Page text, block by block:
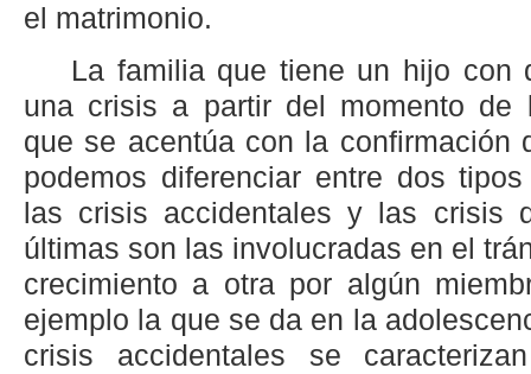
el matrimonio.
La familia que tiene un hijo con
una crisis a partir del momento de
que se acentúa con la confirmación
podemos diferenciar entre dos
las crisis accidentales y las crisis
últimas son las involucradas en el
crecimiento a otra por algún
ejemplo la que se da en la
crisis accidentales se